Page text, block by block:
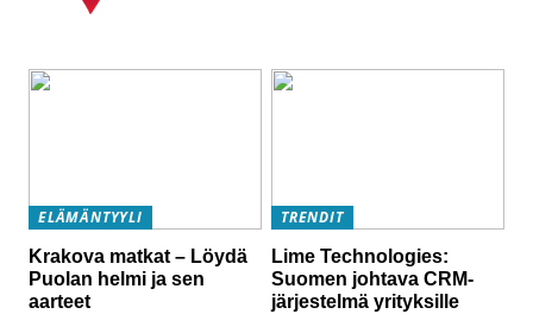
ELÄMÄNTYYLI
Krakova matkat – Löydä
Puolan helmi ja sen
aarteet
TRENDIT
Lime Technologies:
Suomen johtava CRM-
järjestelmä yrityksille